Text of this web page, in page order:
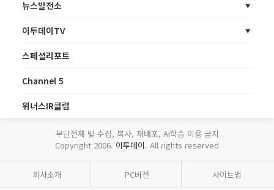
뉴스발전소
이투데이TV
스페셜리포트
Channel 5
위너스IR클럽
무단전재 및 수집, 복사, 재배포, AI학습 이용 금지
Copyright 2006. 이투데이. All rights reserved
회사소개 PC버전 사이트맵